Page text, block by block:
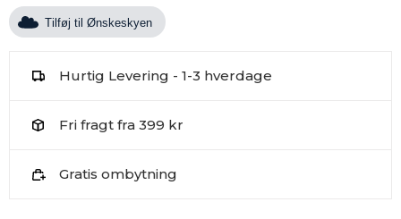
Tilføj til Ønskeskyen
Hurtig Levering - 1-3 hverdage
Fri fragt fra 399 kr
Gratis ombytning